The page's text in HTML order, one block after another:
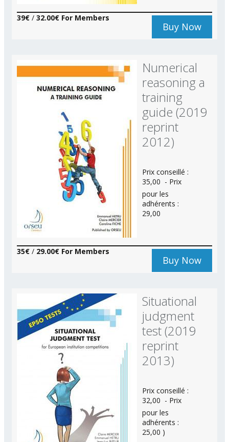
39€ / 32.00€ For Members
Buy Now
Numerical
reasoning a
training
guide (2019
reprint
2012)
Prix conseillé :
35,00  - Prix
pour les
adhérents :
29,00
35€ / 29.00€ For Members
Buy Now
Situational
judgment
test (2019
reprint
2013)
Prix conseillé :
32,00  - Prix
pour les
adhérents :
25,00 )